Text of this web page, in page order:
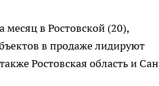
в Ростовской (20),
в продаже лидируют
Ростовская область и